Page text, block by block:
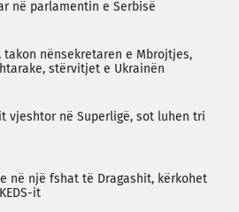
në parlamentin e Serbisë
takon nënsekretaren e Mbrojtjes,
stërvitjet e Ukrainën
vjeshtor në Superligë, sot luhen tri
në një fshat të Dragashit, kërkohet
it